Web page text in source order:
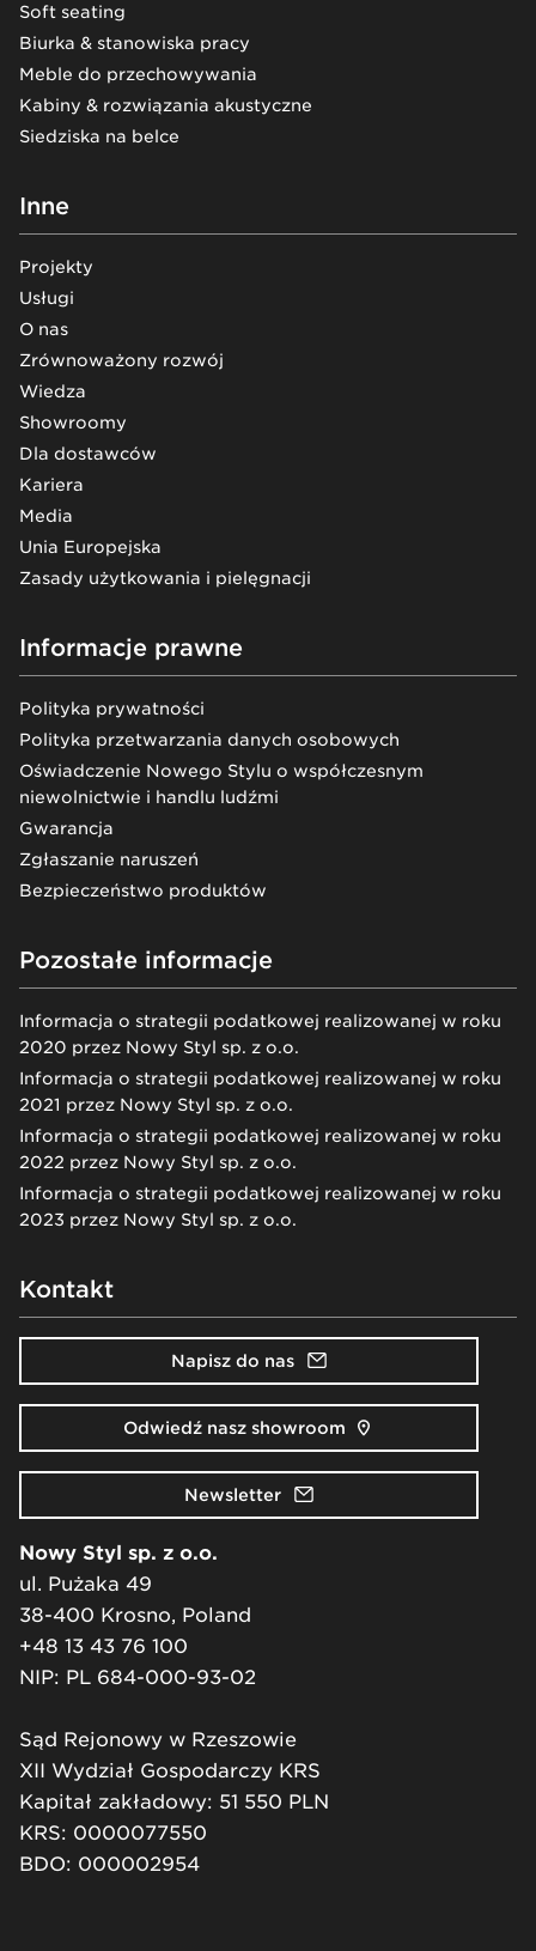
Soft seating
Biurka & stanowiska pracy
Meble do przechowywania
Kabiny & rozwiązania akustyczne
Siedziska na belce
Inne
Projekty
Usługi
O nas
Zrównoważony rozwój
Wiedza
Showroomy
Dla dostawców
Kariera
Media
Unia Europejska
Zasady użytkowania i pielęgnacji
Informacje prawne
Polityka prywatności
Polityka przetwarzania danych osobowych
Oświadczenie Nowego Stylu o współczesnym
niewolnictwie i handlu ludźmi
Gwarancja
Zgłaszanie naruszeń
Bezpieczeństwo produktów
Pozostałe informacje
Informacja o strategii podatkowej realizowanej w roku
2020 przez Nowy Styl sp. z o.o.
Informacja o strategii podatkowej realizowanej w roku
2021 przez Nowy Styl sp. z o.o.
Informacja o strategii podatkowej realizowanej w roku
2022 przez Nowy Styl sp. z o.o.
Informacja o strategii podatkowej realizowanej w roku
2023 przez Nowy Styl sp. z o.o.
Kontakt
Napisz do nas
Odwiedź nasz showroom
Newsletter
Nowy Styl sp. z o.o.
ul. Pużaka 49
38-400 Krosno, Poland
+48 13 43 76 100
NIP: PL 684-000-93-02
Sąd Rejonowy w Rzeszowie
XII Wydział Gospodarczy KRS
Kapitał zakładowy: 51 550 PLN
KRS: 0000077550
BDO: 000002954